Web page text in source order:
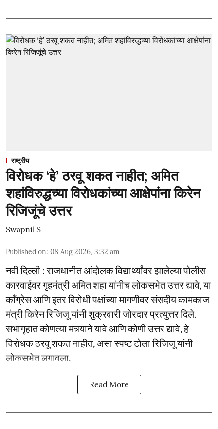
राष्ट्रीय
विरोधक ‘हे’ ठरवू शकत नाहीत; अमित
शहांविरुद्धच्या विरोधकांच्या आक्षेपांना किरेन
रिजिजूंचे उत्तर
Swapnil S
Published on: 08 Aug 2026, 3:32 am
नवी दिल्ली : राजधानीत आंदोलक विद्यार्थ्यांवर झालेल्या पोलीस
कारवाईवर गृहमंत्री अमित शहा यांनीच लोकसभेत उत्तर द्यावे, या
काँग्रेस आणि इतर विरोधी पक्षांच्या मागणीवर संसदीय कामकाज
मंत्री किरेन रिजिजू यांनी शुक्रवारी जोरदार प्रत्युत्तर दिले.
सभागृहात कोणत्या मंत्र्याने यावे आणि कोणी उत्तर द्यावे, हे
विरोधक ठरवू शकत नाहीत, असा स्पष्ट टोला रिजिजू यांनी
लोकसभेत लगावला.
Read More